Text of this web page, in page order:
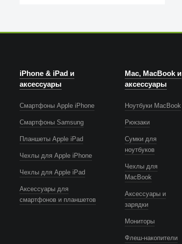
iPhone & iPad и
аксессуары
Смартфоны Apple iPhone
Смартфоны Samsung
Планшеты Apple iPad
Чехлы для Apple iPhone
Чехлы для Apple iPad
Аксессуары для
смартфонов и планшетов
Mac, MacBook и
аксессуары
Ноутбуки MacBook
Рюкзаки
Сумки для
ноутбуков
Чехлы для
MacBook
Аксессуары и
зарядки
Мониторы
Флеш-накопители